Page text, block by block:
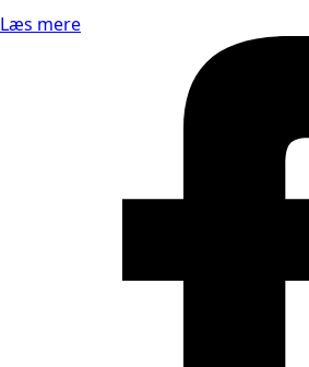
Læs mere